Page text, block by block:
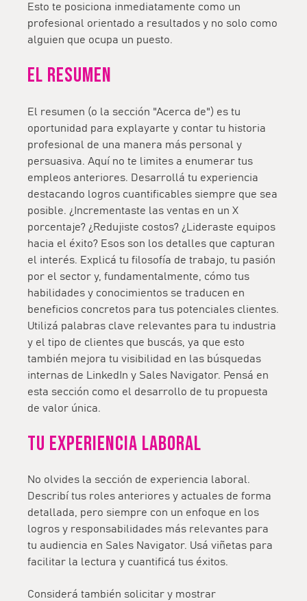
Esto te posiciona inmediatamente como un
profesional orientado a resultados y no solo como
alguien que ocupa un puesto.
El resumen
El resumen (o la sección "Acerca de") es tu
oportunidad para explayarte y contar tu historia
profesional de una manera más personal y
persuasiva. Aquí no te limites a enumerar tus
empleos anteriores. Desarrollá tu experiencia
destacando logros cuantificables siempre que sea
posible. ¿Incrementaste las ventas en un X
porcentaje? ¿Redujiste costos? ¿Lideraste equipos
hacia el éxito? Esos son los detalles que capturan
el interés. Explicá tu filosofía de trabajo, tu pasión
por el sector y, fundamentalmente, cómo tus
habilidades y conocimientos se traducen en
beneficios concretos para tus potenciales clientes.
Utilizá palabras clave relevantes para tu industria
y el tipo de clientes que buscás, ya que esto
también mejora tu visibilidad en las búsquedas
internas de LinkedIn y Sales Navigator. Pensá en
esta sección como el desarrollo de tu propuesta
de valor única.
Tu experiencia laboral
No olvides la sección de experiencia laboral.
Describí tus roles anteriores y actuales de forma
detallada, pero siempre con un enfoque en los
logros y responsabilidades más relevantes para
tu audiencia en Sales Navigator. Usá viñetas para
facilitar la lectura y cuantificá tus éxitos.
Considerá también solicitar y mostrar